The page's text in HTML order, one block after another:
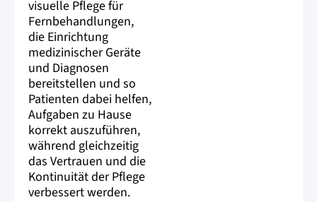
visuelle Pflege für
Fernbehandlungen,
die Einrichtung
medizinischer Geräte
und Diagnosen
bereitstellen und so
Patienten dabei helfen,
Aufgaben zu Hause
korrekt auszuführen,
während gleichzeitig
das Vertrauen und die
Kontinuität der Pflege
verbessert werden.